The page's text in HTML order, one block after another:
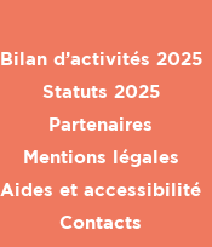
Bilan d’activités 2025
Statuts 2025
Partenaires
Mentions légales
Aides et accessibilité
Contacts